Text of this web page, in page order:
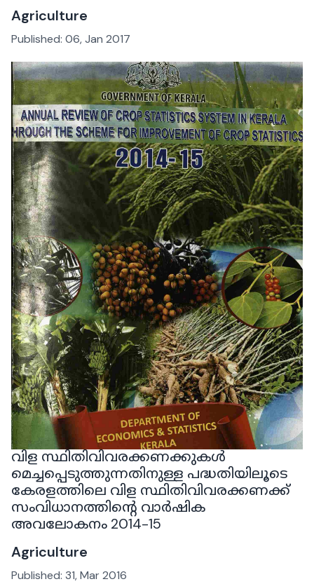
Agriculture
Published: 06, Jan 2017
വിള സ്ഥിതിവിവരക്കണക്കുകൾ
മെച്ചപ്പെടുത്തുന്നതിനുള്ള പദ്ധതിയിലൂടെ
കേരളത്തിലെ വിള സ്ഥിതിവിവരക്കണക്ക്
സംവിധാനത്തിന്റെ വാർഷിക
അവലോകനം 2014-15
Agriculture
Published: 31, Mar 2016